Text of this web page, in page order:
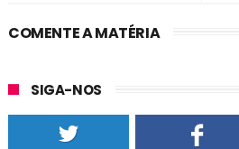
COMENTE A MATÉRIA
SIGA-NOS